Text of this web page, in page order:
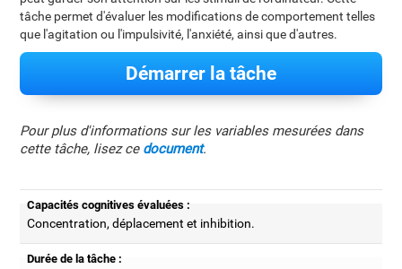
tâche permet d'évaluer les modifications de comportement telles
que l'agitation ou l'impulsivité, l'anxiété, ainsi que d'autres.
Démarrer la tâche
Pour plus d'informations sur les variables mesurées dans
cette tâche, lisez ce document.
Capacités cognitives évaluées :
Concentration, déplacement et inhibition.
Durée de la tâche :